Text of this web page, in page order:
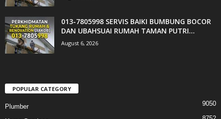
013-7805998 SERVIS BAIKI BUMBUNG BOCOR
DAN UBAHSUAI RUMAH TAMAN PUTRI...
August 6, 2026
POPULAR CATEGORY
Plumber 9050